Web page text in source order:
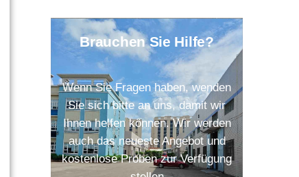
Brauchen Sie Hilfe?
Wenn Sie Fragen haben, wenden
Sie sich bitte an uns, damit wir
Ihnen helfen können. Wir werden
auch das neueste Angebot und
kostenlose Proben zur Verfügung